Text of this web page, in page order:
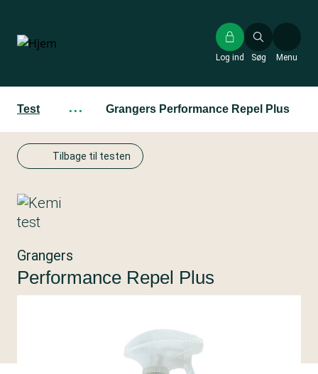
hovedindhold
Søg
Log ind Menu
Test ··· Grangers Performance Repel Plus
Tilbage til testen
Grangers
Performance Repel Plus